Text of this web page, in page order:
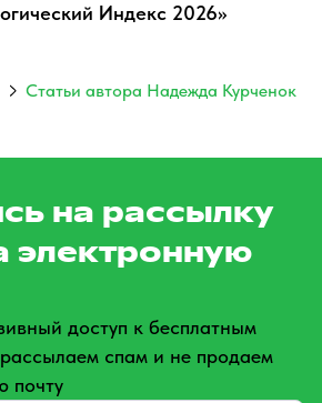
Индекс 2026»
Статьи автора Надежда Курченок
на рассылку
электронную
доступ к бесплатным
спам и не продаем
почту